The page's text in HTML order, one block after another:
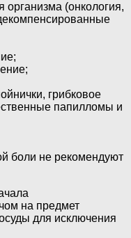
(онкология,
грибковое
папилломы и
боли не рекомендуют
на предмет
для исключения